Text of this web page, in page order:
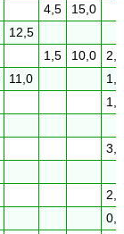
4,5
15,0
12,5
1,5 10,0
2,0
11,0
1,5
1,0
3,0
2,0
0,0